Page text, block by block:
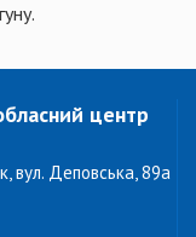
центр
вул. Деповська, 89а